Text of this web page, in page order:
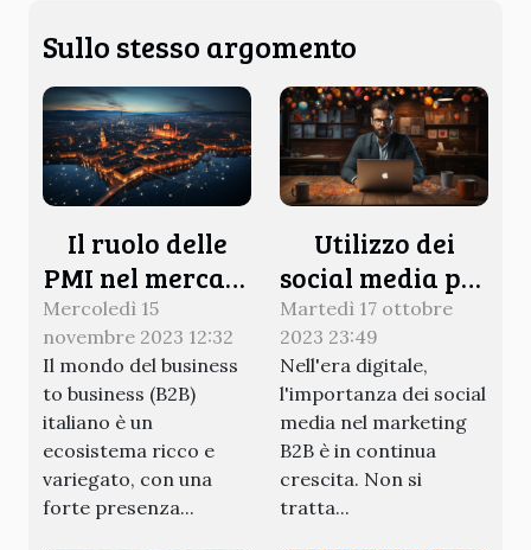
Sullo stesso argomento
Il ruolo delle
PMI nel mercato
B2B italiano
Mercoledì 15
novembre 2023 12:32
Il mondo del business
to business (B2B)
italiano è un
ecosistema ricco e
variegato, con una
forte presenza...
Utilizzo dei
social media per
il successo nel
marketing
Martedì 17 ottobre
2023 23:49
Nell'era digitale,
l'importanza dei social
media nel marketing
B2B è in continua
crescita. Non si
tratta...